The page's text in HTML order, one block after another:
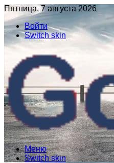
Пятница, 7 августа 2026
Войти
Switch skin
Меню
Switch skin